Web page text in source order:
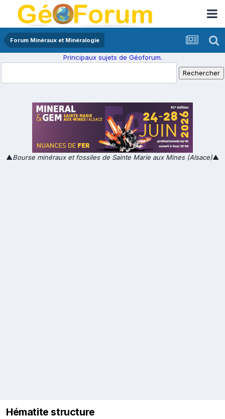
Forum Minéraux et Minéralogie
Principaux sujets de Géoforum.
▲Bourse minéraux et fossiles de Sainte Marie aux Mines (Alsace)▲
Hématite structure